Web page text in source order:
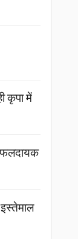
कृपा में